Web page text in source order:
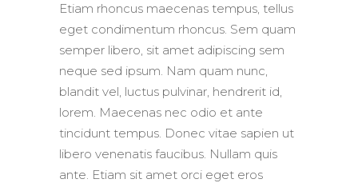
Etiam rhoncus maecenas tempus, tellus
eget condimentum rhoncus. Sem quam
semper libero, sit amet adipiscing sem
neque sed ipsum. Nam quam nunc,
blandit vel, luctus pulvinar, hendrerit id,
lorem. Maecenas nec odio et ante
tincidunt tempus. Donec vitae sapien ut
libero venenatis faucibus. Nullam quis
ante. Etiam sit amet orci eget eros